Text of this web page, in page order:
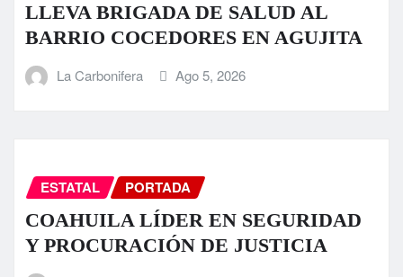
LLEVA BRIGADA DE SALUD AL
BARRIO COCEDORES EN AGUJITA
La Carbonifera Ago 5, 2026
ESTATAL PORTADA
COAHUILA LÍDER EN SEGURIDAD
Y PROCURACIÓN DE JUSTICIA